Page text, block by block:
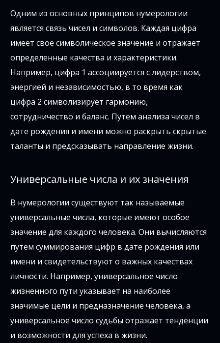
Одним из основных принципов нумерологии
является связь чисел и символов. Каждая цифра
имеет свое символическое значение и отражает
определенные качества и характеристики.
Например, цифра 1 ассоциируется с лидерством,
энергией и независимостью, в то время как
цифра 2 символизирует гармонию,
сотрудничество и баланс. Путем анализа чисел в
дате рождения и имени можно раскрыть скрытые
таланты и предсказывать направление жизни.
Универсальные числа и их значения
В нумерологии существуют так называемые
универсальные числа, которые имеют особое
значение для каждого человека. Они вычисляются
путем суммирования цифр в дате рождения или
имени и свидетельствуют о важных качествах
личности. Например, универсальное число
жизненного пути указывает на наиболее
значимые цели и предназначение человека, а
универсальное число судьбы отражает тенденции
и возможности для успеха в жизни.